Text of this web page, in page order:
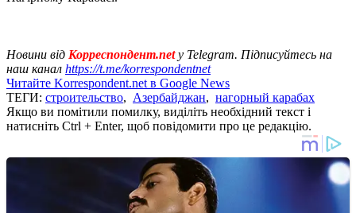
Новини від Корреспондент.netу Telegram. Підписуйтесь на
наш канал https://t.me/korrespondentnet
Читайте Korrespondent.net в Google News
ТЕГИ: строительство, Азербайджан, нагорный карабах
Якщо ви помітили помилку, виділіть необхідний текст і
натисніть Ctrl + Enter, щоб повідомити про це редакцію.